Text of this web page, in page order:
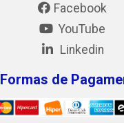
Facebook
YouTube
Linkedin
Formas de